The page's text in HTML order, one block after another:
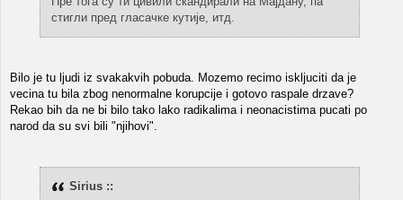
стигли пред гласачке кутије, итд.
Bilo je tu ljudi iz svakakvih pobuda. Mozemo recimo iskljuciti da je
vecina tu bila zbog nenormalne korupcije i gotovo raspale drzave?
Rekao bih da ne bi bilo tako lako radikalima i neonacistima pucati po
narod da su svi bili "njihovi".
Sirius ::